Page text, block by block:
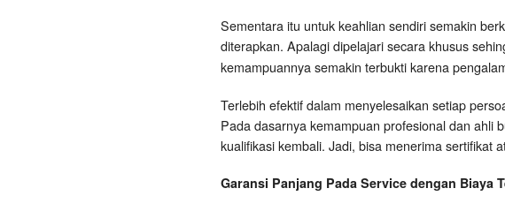
Sementara itu untuk keahlian sendiri semakin
diterapkan. Apalagi dipelajari secara khusus
kemampuannya semakin terbukti karena
Terlebih efektif dalam menyelesaikan setiap
Pada dasarnya kemampuan profesional dan ahli
kualifikasi kembali. Jadi, bisa menerima sertifikat
Garansi Panjang Pada Service dengan Biaya